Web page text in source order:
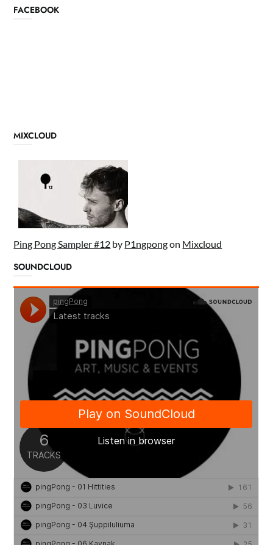
FACEBOOK
MIXCLOUD
Ping Pong Sampler #12 by P1ngpongon Mixcloud
SOUNDCLOUD